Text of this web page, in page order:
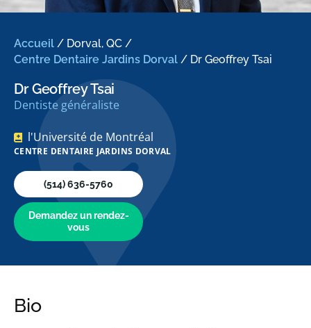
Accueil / Dorval, QC /
Centre Dentaire Jardins Dorval / Dr Geoffrey Tsai
Dr Geoffrey Tsai
Dentiste généraliste
l'Université de Montréal
CENTRE DENTAIRE JARDINS DORVAL
(514) 636-5760
Demandez un rendez-
vous
Bio